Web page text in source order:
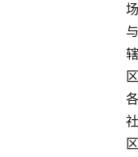
场
与
辖
区
各
社
区